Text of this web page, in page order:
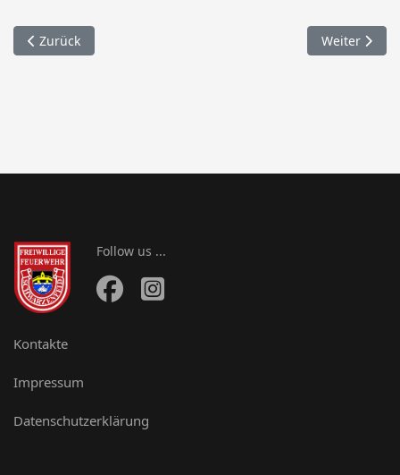
Vorheriger Beitrag: 003. Keller unter Wasser / Badeanger
Zurück Nächster
Weiter
Follow us ...
Kontakte
Impressum
Datenschutzerklärung